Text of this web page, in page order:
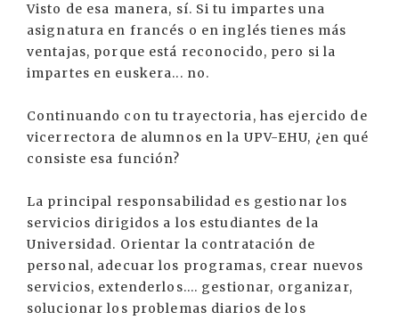
Visto de esa manera, sí. Si tu impartes una
asignatura en francés o en inglés tienes más
ventajas, porque está reconocido, pero si la
impartes en euskera... no.
Continuando con tu trayectoria, has ejercido de
vicerrectora de alumnos en la UPV-EHU, ¿en qué
consiste esa función?
La principal responsabilidad es gestionar los
servicios dirigidos a los estudiantes de la
Universidad. Orientar la contratación de
personal, adecuar los programas, crear nuevos
servicios, extenderlos.... gestionar, organizar,
solucionar los problemas diarios de los